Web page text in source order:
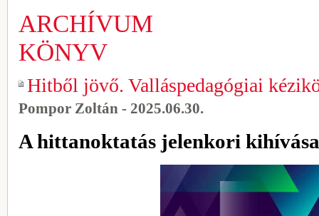
ARCHÍVUM
KÖNYV
Hitből jövő. Valláspedagógiai
Pompor Zoltán - 2025.06.30.
A hittanoktatás jelenkori